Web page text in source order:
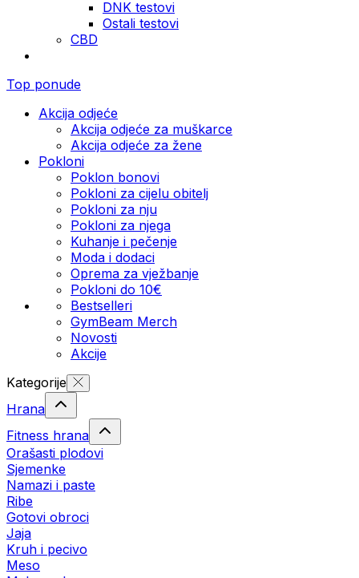
DNK testovi
Ostali testovi
CBD
Top ponude
Akcija odjeće
Akcija odjeće za muškarce
Akcija odjeće za žene
Pokloni
Poklon bonovi
Pokloni za cijelu obitelj
Pokloni za nju
Pokloni za njega
Kuhanje i pečenje
Moda i dodaci
Oprema za vježbanje
Pokloni do 10€
Bestselleri
GymBeam Merch
Novosti
Akcije
Kategorije
Hrana
Fitness hrana
Orašasti plodovi
Sjemenke
Namazi i paste
Ribe
Gotovi obroci
Jaja
Kruh i pecivo
Meso